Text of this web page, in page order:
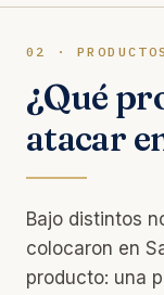
02 ·
¿Qué
atacar
Bajo distintos
colocaron en
producto: una